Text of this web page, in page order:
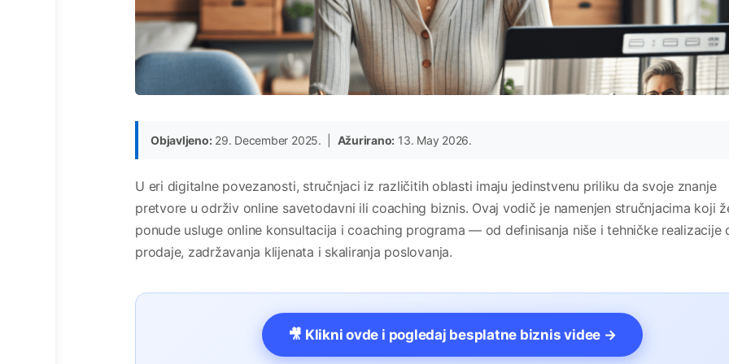
Objavljeno:29. December 2025. | Ažurirano: 13. May 2026.
U eri digitalne povezanosti, stručnjaci iz različitih oblasti imaju jedinstvenu priliku da svoje znanje
pretvore u održiv online savetodavni ili coaching biznis. Ovaj vodič je namenjen stručnjacima koji
ponude usluge online konsultacija i coaching programa — od definisanja niše i tehničke realizacije
prodaje, zadržavanja klijenata i skaliranja poslovanja.
🎥 Klikni ovde i pogledaj besplatne biznis videe →